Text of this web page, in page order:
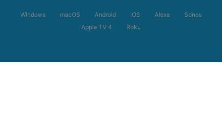
Windows macOS Android iOS Alexa
Sonos
Apple TV 4
Roku